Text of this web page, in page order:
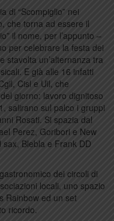
di “Scompiglio” nei
che torna ad essere il
il nome, per l’appunto –
per celebrare la festa dei
stavolta un’alternanza tra
E già alle 16 infatti
Cisl e Uil, che
giorno: lavoro dignitoso
salirano sul palco i gruppi
Rosati. Si spazia dal
Perez, Goribori e New
Blebla e Frank DD
dei circoli di
locali, uno spazio
Rainbow ed un set
ricordo.